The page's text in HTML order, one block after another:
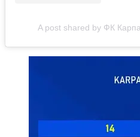
A post shared by ФК